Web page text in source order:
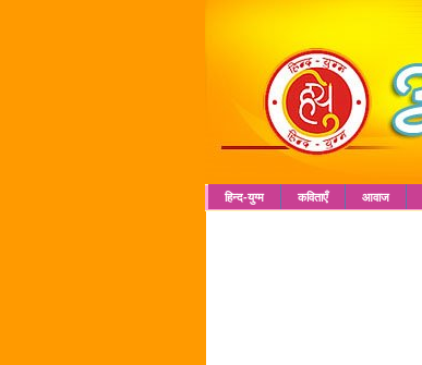
हिन्द-युग्म कविताएँ आवाज